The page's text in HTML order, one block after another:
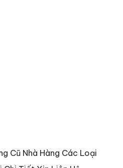
Cũ Nhà Hàng Các Loại